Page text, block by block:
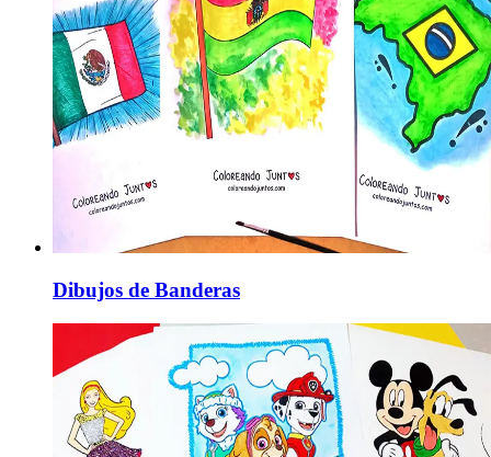
Dibujos de Banderas